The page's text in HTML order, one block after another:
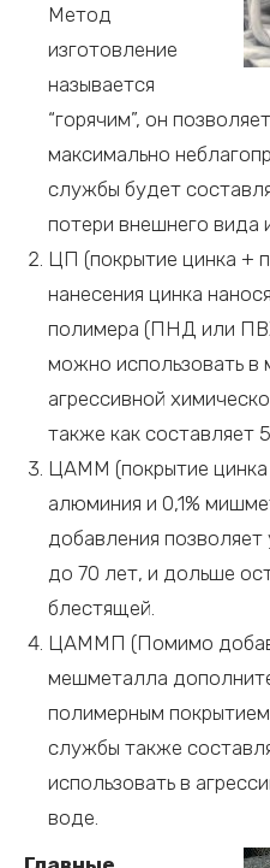
Метод
изготовление
называется
“горячим”, он
максимально
службы будет
потери внешнего вида
ЦП (покрытие цинка +
нанесения цинка
полимера (ПНД или
можно использовать в
агрессивной
также как составляет
ЦАММ (покрытие цинка
алюминия и 0,1%
добавления
до 70 лет, и дольше
блестящей.
ЦАММП (Помимо
мешметалла
полимерным
службы также
использовать в
воде.